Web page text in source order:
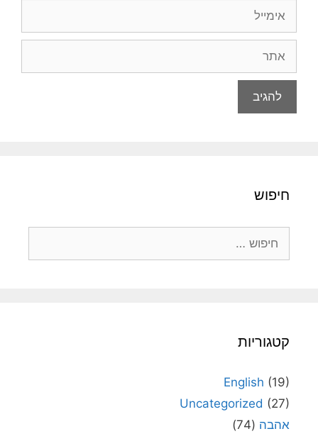
חיפוש
קטגוריות
English (19)
Uncategorized (27)
אהבה (74)